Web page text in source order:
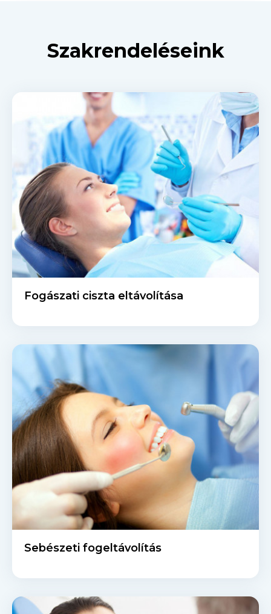
Szakrendeléseink
Fogászati ciszta eltávolítása
Sebészeti fogeltávolítás